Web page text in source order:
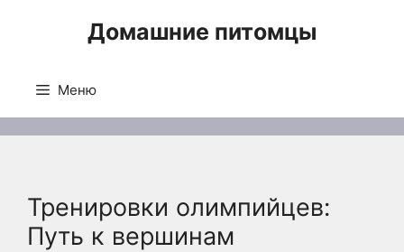
Домашние питомцы
Меню
Тренировки олимпийцев:
Путь к вершинам